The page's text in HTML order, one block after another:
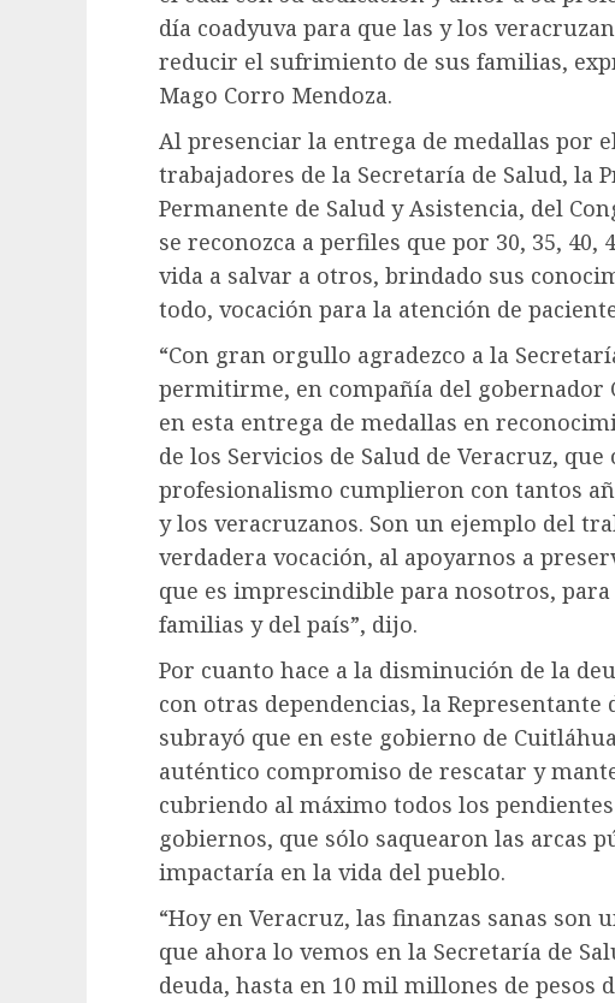
día coadyuva para que las y los
reducir el sufrimiento de sus familias,
Mago Corro Mendoza.
Al presenciar la entrega de medallas por
trabajadores de la Secretaría de Salud, la
Permanente de Salud y Asistencia, del
se reconozca a perfiles que por 30, 35, 40,
vida a salvar a otros, brindado sus
todo, vocación para la atención de
“Con gran orgullo agradezco a la
permitirme, en compañía del gobernador
en esta entrega de medallas en
de los Servicios de Salud de Veracruz,
profesionalismo cumplieron con tantos
y los veracruzanos. Son un ejemplo del
verdadera vocación, al apoyarnos a
que es imprescindible para nosotros,
familias y del país”, dijo.
Por cuanto hace a la disminución de la
con otras dependencias, la
subrayó que en este gobierno de
auténtico compromiso de rescatar y
cubriendo al máximo todos los
gobiernos, que sólo saquearon las arcas
impactaría en la vida del pueblo.
“Hoy en Veracruz, las finanzas sanas
que ahora lo vemos en la Secretaría de
deuda, hasta en 10 mil millones de pesos